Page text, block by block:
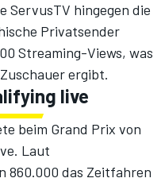
ServusTV hingegen die
Privatsender
Streaming-Views, was
ergibt.
live
beim Grand Prix von
Laut
860.000 das Zeitfahren